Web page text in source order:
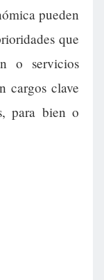
pueden
que
o servicios
cargos clave
para bien o